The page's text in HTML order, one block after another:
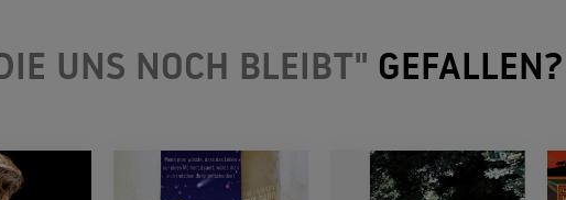
UNS NOCH BLEIBT" GEFALLEN?